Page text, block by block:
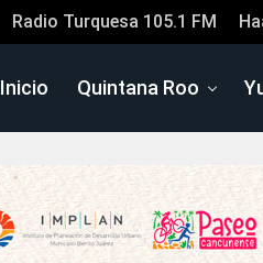
Radio Turquesa 105.1 FM
Inicio Quintana Roo